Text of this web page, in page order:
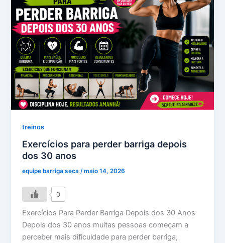
treinos
Exercícios para perder barriga depois
dos 30 anos
equipe barriga seca/maio 14, 2026
0
Exercícios Para Perder Barriga Depois dos 30 Anos
Depois dos 30 anos muitas pessoas começam a
perceber mais dificuldade para perder barriga,